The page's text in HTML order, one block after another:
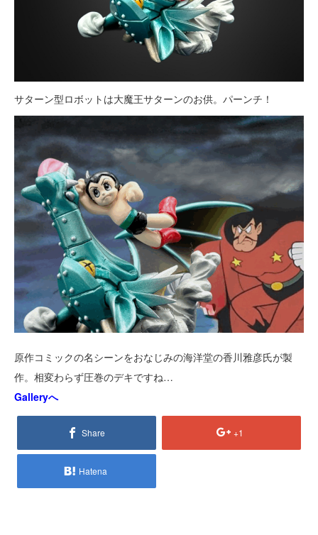
サターン型ロボットは大魔王サターンのお供。パーンチ！
原作コミックの名シーンをおなじみの海洋堂の香川雅彦氏が製
作。相変わらず圧巻のデキですね…
Galleryへ
Share +1
Hatena